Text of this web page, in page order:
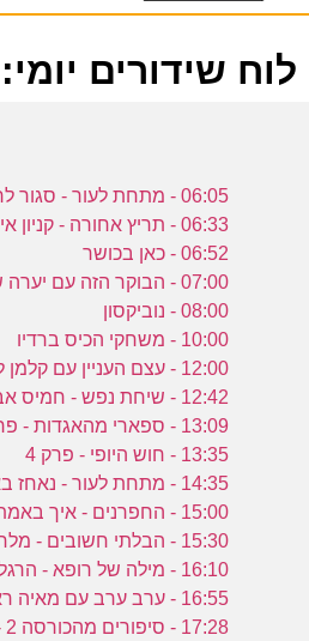
לוח שידורים יומי: ערוץ 11 כאן
06:05 - מתחת לעור - סגור לרגל שיפוצים
06:33 - תריץ אחורה - קניון איילון
06:52 - כאן בכושר
07:00 - הבוקר הזה עם יערה שפירא
08:00 - נוביקסון
10:00 - משחקי הכיס ברדיו
12:00 - עצם העניין עם קלמן ליבסקינד
12:42 - שיחת נפש - חמיס אבולעפיה
13:09 - ספארי מהאגדות - פרק 1
13:35 - חוש היופי - פרק 4
14:35 - מתחת לעור - נאחז באויר
15:00 - החפרנים - איך באמת נוצר ברק?
15:30 - הבלתי חשובים - מלחמת הריחות
16:10 - מילה של רופא - הרגלים מגונים
16:55 - ערב ערב עם מאיה ראכלין
17:28 - סיפורים מהכורסה 2 - על זוגיות